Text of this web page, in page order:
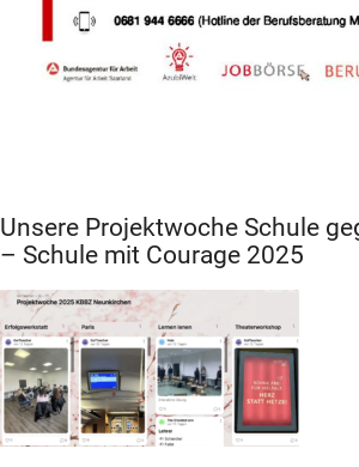
Unsere Projektwoche Schule
– Schule mit Courage 2025